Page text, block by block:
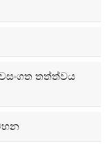
තත්ත්වය